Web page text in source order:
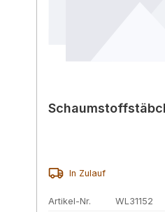
In Zulauf
Artikel-Nr. WL31152